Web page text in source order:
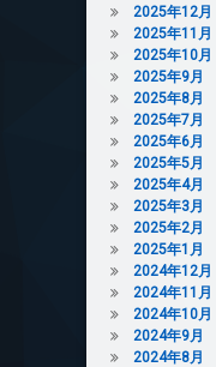
2025年12月
2025年11月
2025年10月
2025年9月
2025年8月
2025年7月
2025年6月
2025年5月
2025年4月
2025年3月
2025年2月
2025年1月
2024年12月
2024年11月
2024年10月
2024年9月
2024年8月